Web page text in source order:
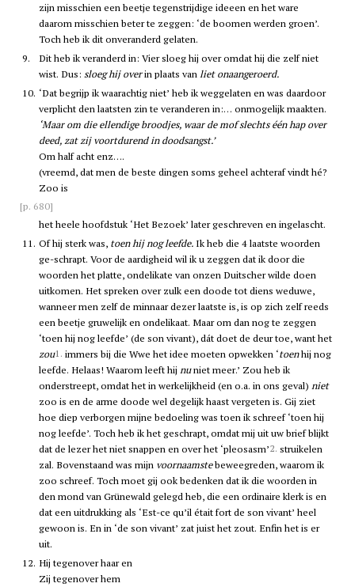
zijn misschien een beetje tegenstrijdige ideeen en het ware
daarom misschien beter te zeggen: ‘de boomen werden groen’.
Toch heb ik dit onveranderd gelaten.
9.
Dit heb ik veranderd in: Vier sloeg hij over omdat hij die zelf niet
wist. Dus: sloeg hij overin plaats vanliet onaangeroerd.
10. ‘Dat begrijp ik waarachtig niet’ heb ik weggelaten en was daardoor
verplicht den laatsten zin te veranderen in:… onmogelijk maakten.
‘Maar om die ellendige broodjes, waar de mof slechts één hap over
deed, zat zij voortdurend in doodsangst.’
Om half acht enz….
(vreemd, dat men de beste dingen soms geheel achteraf vindt hé?
Zoo is
[p. 680]
het heele hoofdstuk ‘Het Bezoek’ later geschreven en ingelascht.
11. Of hij sterk was, toen hij nog leefde.Ik heb die 4 laatste woorden
ge-schrapt. Voor de aardigheid wil ik u zeggen dat ik door die
woorden het platte, ondelikate van onzen Duitscher wilde doen
uitkomen. Het spreken over zulk een doode tot diens weduwe,
wanneer men zelf de minnaar dezer laatste is, is op zich zelf reeds
een beetje gruwelijk en ondelikaat. Maar om dan nog te zeggen
‘toen hij nog leefde’ (de son vivant), dát doet de deur toe, want het
zou1. immers bij die Wwe het idee moeten opwekken ‘toenhij nog
leefde. Helaas! Waarom leeft hij nuniet meer.’ Zou heb ik
onderstreept, omdat het in werkelijkheid (en o.a. in ons geval) niet
zoo is en de arme doode wel degelijk haast vergeten is. Gij ziet
hoe diep verborgen mijne bedoeling was toen ik schreef ‘toen hij
nog leefde’. Toch heb ik het geschrapt, omdat mij uit uw brief blijkt
dat de lezer het niet snappen en over het ‘pleosasm’2. struikelen
zal. Bovenstaand was mijn voornaamstebeweegreden, waarom ik
zoo schreef. Toch moet gij ook bedenken dat ik die woorden in
den mond van Grünewald gelegd heb, die een ordinaire klerk is en
dat een uitdrukking als ‘Est-ce qu’il était fort de son vivant’ heel
gewoon is. En in ‘de son vivant’ zat juist het zout. Enfin het is er
uit.
12. Hij tegenover haar en
Zij tegenover hem